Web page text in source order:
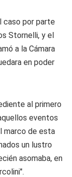
caso por parte
Stornelli, y el
a la Cámara
en poder
al primero
eventos
marco de esta
un lustro
asomaba, en